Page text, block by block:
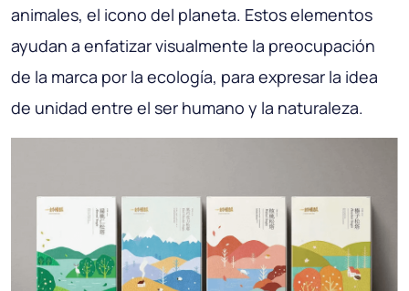
animales, el icono del planeta. Estos elementos
ayudan a enfatizar visualmente la preocupación
de la marca por la ecología, para expresar la idea
de unidad entre el ser humano y la naturaleza.